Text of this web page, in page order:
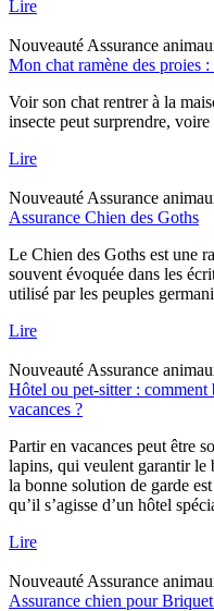
Lire
Nouveauté Assurance
Mon chat ramène des proies
Voir son chat rentrer à la
insecte peut surprendre, voire
Lire
Nouveauté Assurance
Assurance Chien des Goths
Le Chien des Goths est une
souvent évoquée dans les
utilisé par les peuples
Lire
Nouveauté Assurance
Hôtel ou pet-sitter : comment
vacances ?
Partir en vacances peut être
lapins, qui veulent garantir le
la bonne solution de garde
qu’il s’agisse d’un hôtel
Lire
Nouveauté Assurance
Assurance chien pour